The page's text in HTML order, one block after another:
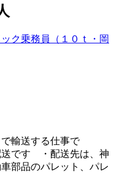
ク乗務員（１０ｔ・岡
輸送する仕事で
です ・配送先は、神
部品のパレット、パレ